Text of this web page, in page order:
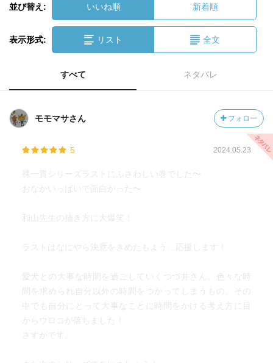
並び替え: いいね順 新着順
表示形式: リスト 全文
すべて ネタバレ
モモマサさん フォロー
5 2024.05.23
裸一貫シリーズラストにふさわしい巻でした〜
おなかいっぱいで面白かった〜
和山先生の描き方に大爆笑！
ラストはなにやら決意をきめたもよう…応援します！
愛犬との大事な時間を過ごしていくつづ井さん。色々な時
間を求められ自分以外の時間をつかってしまうもの。その
中でも自分にとって大事なことに時間をかける考え方に目
からウロコが落ちました！
さすがです。